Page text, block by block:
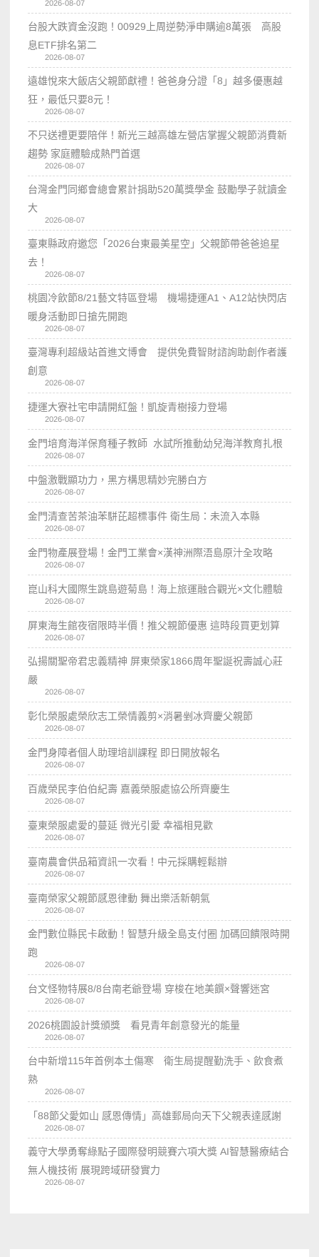
2026-08-07
台股大跌資金沒跑！00929上周逆勢淨申購逾8萬張 高股
息ETF排名第二
2026-08-07
遠雄悅來大飯店父親節獻禮！爸爸身分證「8」越多優惠越
狂，最低只要8元！
2026-08-07
不只送禮更要陪伴！新光三越高雄左營店掌握父親節消費新
趨勢 家庭體驗成熱門首選
2026-08-07
台灣金門同鄉會總會累計捐助520萬獎學金 鼓勵學子就讀金
大
2026-08-07
臺東縣政府邀您「2026台東最美星空」父親節帶爸爸追星
去！
2026-08-07
桃園冷飲節8/21藝文特區登場 機場捷運A1、A12站快閃店
暖身活動即日搶先開跑
2026-08-07
臺灣專利超級站首進文博會 提供免費智財諮詢助創作者護
創意
2026-08-07
捷運大寮社宅申請開紅盤！凱旋青樹接力登場
2026-08-07
金門培育海洋保育種子教師 水試所推動幼兒海洋教育扎根
2026-08-07
中盤激戰顯功力，黑方構思精妙完勝白方
2026-08-07
金門清查苦茶油苯駢芘超標事件 衛生局：未流入本縣
2026-08-07
金門物產展登場！金門工業會×漢神洲際浯島原汁全攻略
2026-08-07
崑山科大國際生跳島遊菊島！海上旅運融合觀光×文化體驗
2026-08-07
屏東海生館夜宿限時半價！推父親節優惠 這時段買更划算
2026-08-07
弘揚關聖帝君忠義精神 屏東榮家1866周年聖誕祝壽誠心莊
嚴
2026-08-07
彰化榮服處榮欣志工榮情義剪×消暑剉冰齊慶父親節
2026-08-07
金門身障者個人助理培訓課程 即日開放報名
2026-08-07
百歲榮民李伯伯紀壽 嘉義榮服處協公所齊慶生
2026-08-07
臺東榮服處愛的蔓延 微光引愛 幸福相見歡
2026-08-07
臺南農會供品箱資訊一次看！中元採購輕鬆辦
2026-08-07
臺南榮家父親節感恩律動 舞出樂活新朝氣
2026-08-07
金門數位縣民卡啟動！智慧升級全島支付圈 加碼回饋限時開
跑
2026-08-07
台文怪物特展8/8台南老爺登場 穿梭在地美饌×聲響迷宮
2026-08-07
2026桃園設計獎頒獎 看見青年創意發光的能量
2026-08-07
台中新增115年首例本土傷寒 衛生局提醒勤洗手、飲食煮
熟
2026-08-07
「88節父愛如山 感恩傳情」高雄郵局向天下父親表達感謝
2026-08-07
義守大學勇奪綠點子國際發明競賽六項大獎 AI智慧醫療結合
無人機技術 展現跨域研發實力
2026-08-07